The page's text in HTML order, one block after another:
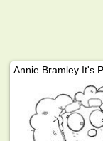
Annie Bramley It's